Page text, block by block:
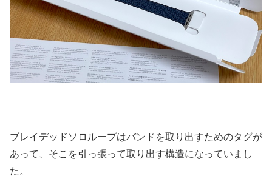
ブレイデッドソロループはバンドを取り出すためのタグが
あって、そこを引っ張って取り出す構造になっていまし
た。